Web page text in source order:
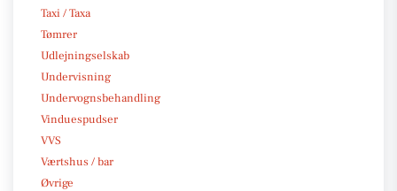
Taxi / Taxa
Tømrer
Udlejningselskab
Undervisning
Undervognsbehandling
Vinduespudser
VVS
Værtshus / bar
Øvrige